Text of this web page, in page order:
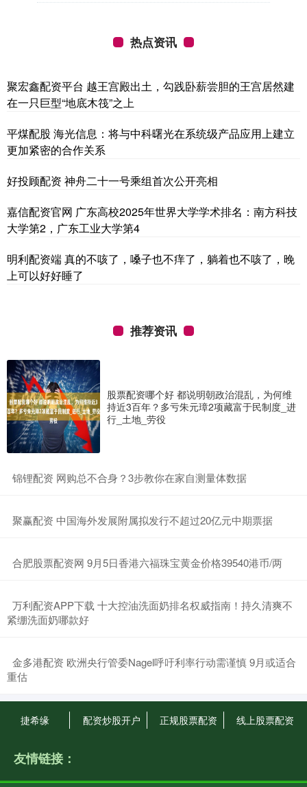
热点资讯
聚宏鑫配资平台 越王宫殿出土，勾践卧薪尝胆的王宫居然建
在一只巨型“地底木筏”之上
平煤配股 海光信息：将与中科曙光在系统级产品应用上建立
更加紧密的合作关系
好投顾配资 神舟二十一号乘组首次公开亮相
嘉信配资官网 广东高校2025年世界大学学术排名：南方科技
大学第2，广东工业大学第4
明利配资端 真的不咳了，嗓子也不痒了，躺着也不咳了，晚
上可以好好睡了
推荐资讯
股票配资哪个好 都说明朝政治混乱，为何维
持近3百年？多亏朱元璋2项藏富于民制度_进
行_土地_劳役
​锦锂配资 网购总不合身？3步教你在家自测量体数据
​聚赢配资 中国海外发展附属拟发行不超过20亿元中期票据
​合肥股票配资网 9月5日香港六福珠宝黄金价格39540港币/两
​万利配资APP下载 十大控油洗面奶排名权威指南！持久清爽不
紧绷洗面奶哪款好
​金多港配资 欧洲央行管委Nagel呼吁利率行动需谨慎 9月或适合
重估
捷希缘 配资炒股开户 正规股票配资 线上股票配资
友情链接：